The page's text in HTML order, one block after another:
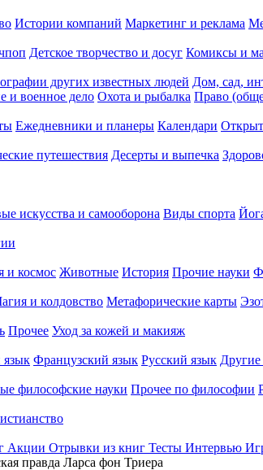
Истории компаний Маркетинг и реклама
Детское творчество и досуг Комиксы и
других известных людей Дом, сад,
и военное дело Охота и рыбалка Право
Ежедневники и планеры Календари
путешествия Десерты и выпечка
искусства и самооборона Виды спорта
и космос Животные История Прочие науки
и колдовство Метафорические карты
Прочее Уход за кожей и макияж
язык Французский язык Русский язык
философские науки Прочее по философии
Акции Отрывки из книг Тесты Интервью
правда Ларса фон Триера